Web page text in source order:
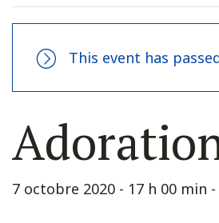
This event has
7 octobre 2020 - 17 h 00 min -